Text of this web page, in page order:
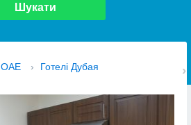
Шукати
ОАЕ › Готелі Дубая